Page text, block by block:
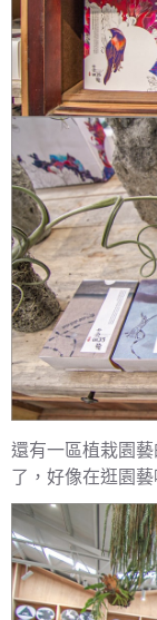
還有一區植栽園
了，好像在逛園藝